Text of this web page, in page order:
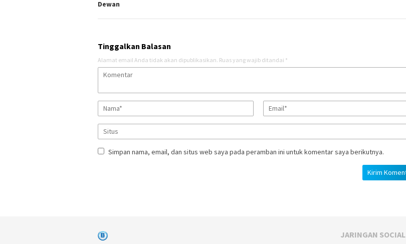
Dewan
Tinggalkan Balasan
Alamat email Anda tidak akan dipublikasikan. Ruas yang wajib ditandai *
Simpan nama, email, dan situs web saya pada peramban ini untuk komentar saya berikutnya.
JARINGAN SOCIAL